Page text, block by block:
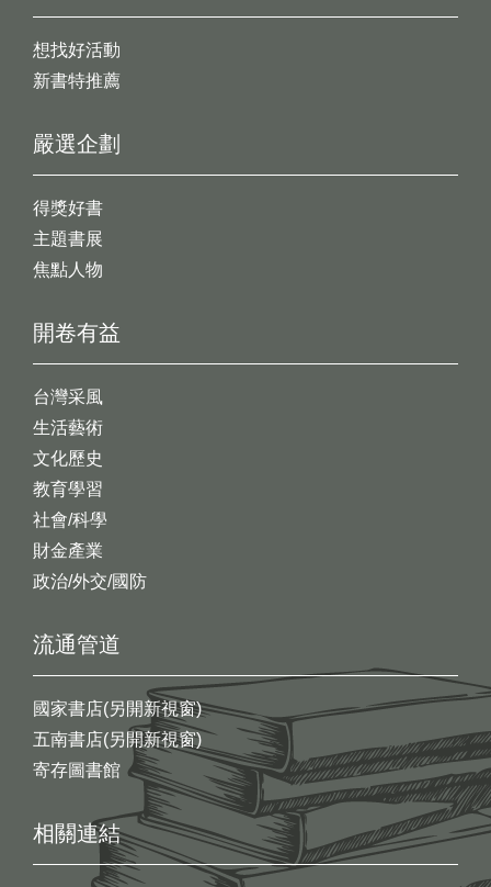
想找好活動
新書特推薦
開卷有益
台灣采風
生活藝術
文化歷史
教育學習
社會/科學
財金產業
政治/外交/國防
嚴選企劃
得獎好書
主題書展
焦點人物
流通管道
國家書店(另開新視窗)
五南書店(另開新視窗)
寄存圖書館
相關連結